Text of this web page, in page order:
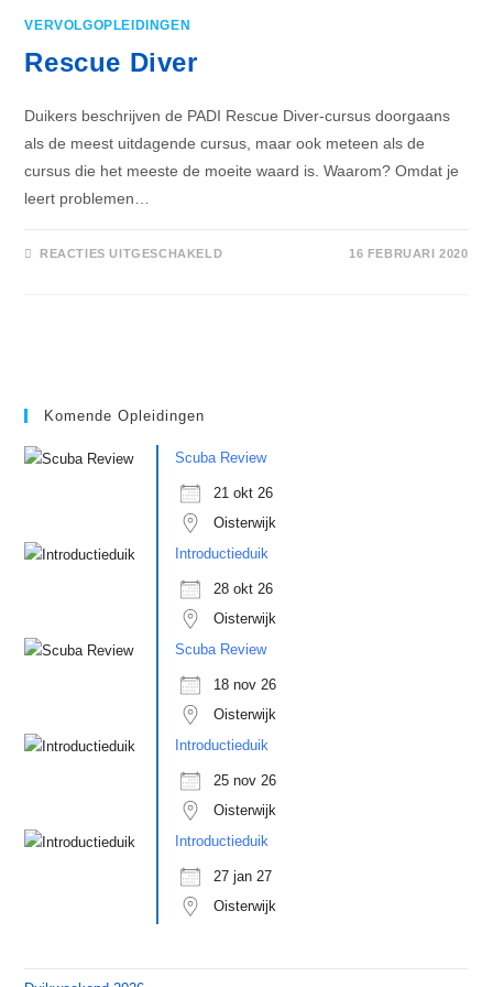
VERVOLGOPLEIDINGEN
Rescue Diver
Duikers beschrijven de PADI Rescue Diver-cursus doorgaans
als de meest uitdagende cursus, maar ook meteen als de
cursus die het meeste de moeite waard is. Waarom? Omdat je
leert problemen…
REACTIES UITGESCHAKELDVOOR
16 FEBRUARI 2020
Komende Opleidingen
Scuba Review
21 okt 26
Oisterwijk
Introductieduik
28 okt 26
Oisterwijk
Scuba Review
18 nov 26
Oisterwijk
Introductieduik
25 nov 26
Oisterwijk
Introductieduik
27 jan 27
Oisterwijk